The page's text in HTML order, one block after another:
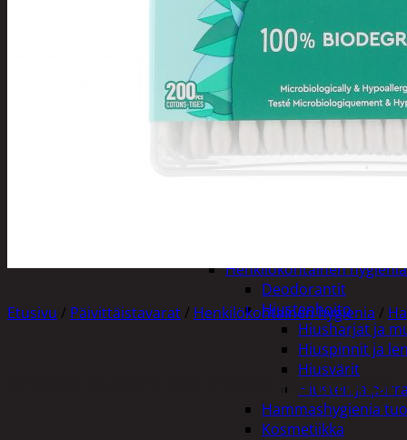
Kyntteliköt
Valoketjut ja
Kranssit ja
Tontut ja muut
Joulutekstiilit
Paketointi
Marjastus
Henkilökohtainen hygienia
Deodorantit
Hiustenhoito
Hiusharjat ja
Hiuspinnit ja
Hiusvärit
Hiusten ja
Hammashygienia
Kosmetiikka
Etusivu / Päivittäistavarat / Henkilökohtainen hygienia /
SEPTONA VANUPUIKKO 200KPL PAPERIVARSI